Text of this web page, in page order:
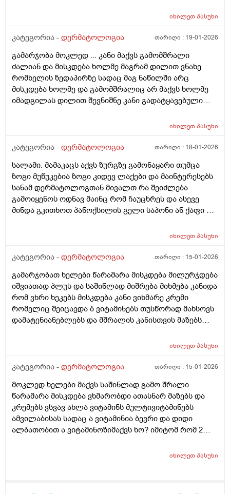
საწინააღმდეგო სახის დასააბნი 6 კვირის მანძილზე,
ამასთან ერთად ავენის ტოლარენს კონტროლი,
რაც დავიწყე მკურნალობა საშინლად მომემატა
ლოყებზე გამონაყარი, სხაბოლოოდ დავიწყე
დოქსიციკლინის 100 მგ დალევა უკვე 10 დღეზე მეტია
და სახე უფრო ჩაწყნარდა, რა ვქნა როდის შევწყვიტო
დალევა?
იხილეთპასუხი
კატეგორია - დერმატოლოგია თარიღი : 19-01-2026
გამარჯობა მოკლედ ... კანი მაქვს გამომშრალი
ძალიან და მისკდება ხოლმე მაგრამ დილით ვნახე
რომხელის ზედაპირზე სადაც მაგ ნაწილში არც
მისკდება ხოლმე და გამომშრალიც არ მაქვს ხოლმე
იმადგილას დილით შევნიშნე კანი გადატყავებული
გამჭროდა და რაგაცა მაგრამ ეს პატარა მერე
თხლად კანზე რა შეიძლება იყოს
იხილეთპასუხი
კატეგორია - დერმატოლოგია თარიღი : 18-01-2026
სალამი. მამაკაცს აქვს ზურგზე გამონაყარი თუმცა
ზოგი მუწუკებია ზოგი კიდევ ლაქები და მაინტერესებს
სანამ დერმატოლოგთან მივალთ რა შეიძლება
გამოიყენოს ოდნავ მაინც რომ ჩაუცხრეს და ასევე
მინდა გკითხოთ პანოქსილის გელი საპონი ან ქაფი თუ
იხილეთპასუხი
კატეგორია - დერმატოლოგია თარიღი : 15-01-2026
გამარჯობათ ხელები წარამარა მისკდება მილურჯდება
იშვიათად პლუს და საშინლად მიშრება მიხმება კანიდა
რომ ვხრი ხეკებს მისკდება კანი ვიხმარე კრემი
რომელიც შეიცავდა ბ ვიტამინებს თუსწორად მახსოვს
დამატენიანებლებს და მშრალის კანისთვის მაზებს
გამომწვევი მიზეზები ხშირი ხელების ბანვის გარდა და
გამომწვევი მიზეზები ან რა სხვა დაავადებები
კრემი
იხილეთპასუხი
კატეგორია - დერმატოლოგია თარიღი : 15-01-2026
მოკლედ ხელები მაქვს საშინლად გამო.შრალი
წარამარა მისკდება ვხმარობდი ათასნარ მაზებს და
კრემებს ვსვავ ახლა ვიტამინს მულტივიტამინებს
ამვილაბისას სადაც ა ვიტამინია ბევრი და დიდი
ალბათობით ა ვიტამინოზიმაქვს ხო? იმიტომ რომ 2
დაბანვაზე მიუხეშდება და მისკდება შემდეგ და არის
იხილეთპასუხი